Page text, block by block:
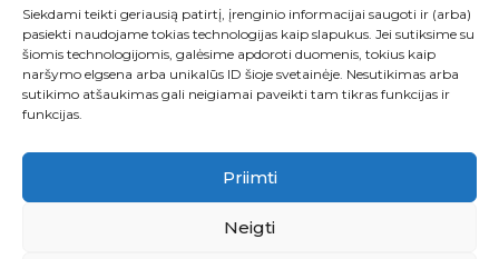
Siekdami teikti geriausią patirtį, įrenginio informacijai saugoti ir (arba)
pasiekti naudojame tokias technologijas kaip slapukus. Jei sutiksime su
šiomis technologijomis, galėsime apdoroti duomenis, tokius kaip
naršymo elgsena arba unikalūs ID šioje svetainėje. Nesutikimas arba
sutikimo atšaukimas gali neigiamai paveikti tam tikras funkcijas ir
funkcijas.
Priimti
Neigti
Paslaugos
Kontaktai
E-PARDUOTUVĖ
Taisyklės ir sąlygos
MB Eltis 2023 © Visos teisės saugomos.